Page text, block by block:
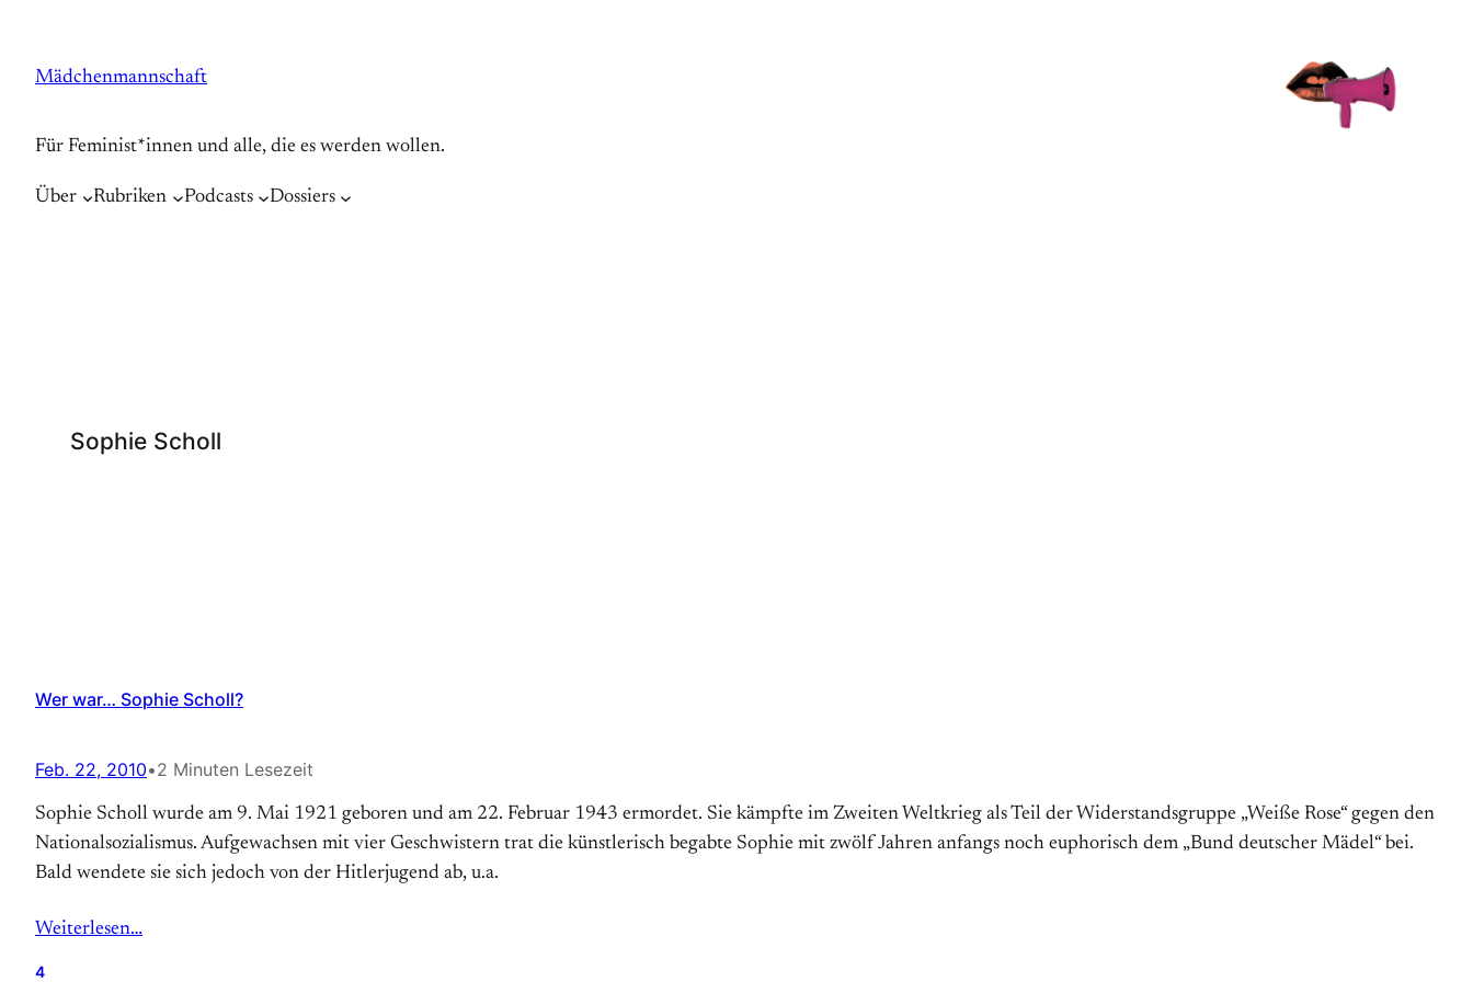
springen
Mädchenmannschaft
Für Feminist*innen und alle, die es werden wollen.
Über Rubriken Podcasts Dossiers
Sophie Scholl
Wer war… Sophie Scholl?
Feb. 22, 2010•2 Minuten Lesezeit
Sophie Scholl wurde am 9. Mai 1921 geboren und am 22. Februar 1943 ermordet. Sie kämpfte im Zweiten Weltkrieg als Teil der Widerstandsgruppe „Weiße Rose“ gegen den
Nationalsozialismus. Aufgewachsen mit vier Geschwistern trat die künstlerisch begabte Sophie mit zwölf Jahren anfangs noch euphorisch dem „Bund deutscher Mädel“ bei.
Bald wendete sie sich jedoch von der Hitlerjugend ab, u.a.
Weiterlesen…
4